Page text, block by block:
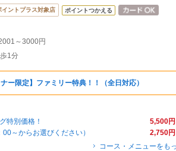
イントプラス対象店 ポイントつかえる
～3000円
1分
ナー限定】ファミリー特典！！（全日対応）
5,500円
特別価格！
2,750円
～からお選びください）
コース・メニューをも